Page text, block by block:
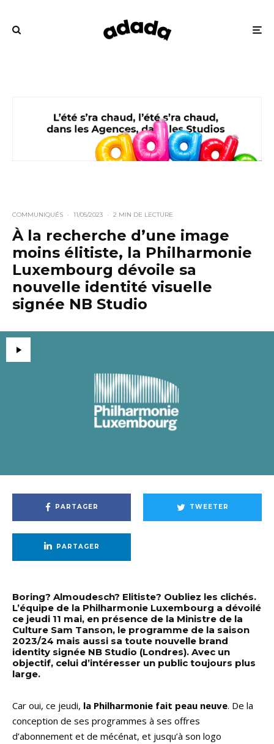
COMMUNIQUÉS · 11/05/2023 · 2 MIN DE LECTURE
À la recherche d’une image
moins élitiste, la Philharmonie
Luxembourg dévoile sa
nouvelle identité visuelle
signée NB Studio
PARTAGER TWEETER
PARTAGER
Boring? Almoudesch? Elitiste? Oubliez les clichés.
L’équipe de la Philharmonie Luxembourg a dévoilé
ce jeudi 11 mai, en présence de la Ministre de la
Culture Sam Tanson, le programme de la saison
2023/24 mais aussi sa toute nouvelle brand
identity signée NB Studio (Londres). Avec un
objectif, celui d’intéresser un public toujours plus
large.
Car oui, ce jeudi, la Philharmonie fait peau neuve. De la
conception de ses programmes à ses offres
d’abonnement et de mécénat, et jusqu’à son logo